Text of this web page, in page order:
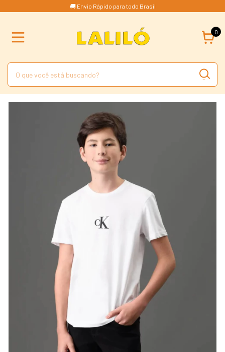
🚚 Envio Rápido para todo Brasil
0